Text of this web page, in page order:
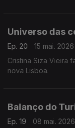
Universo das
Ep. 20
15 mai. 2026
Cristina Siza Vieira
nova Lisboa.
Balanço do
Ep. 19
08 mai. 2026